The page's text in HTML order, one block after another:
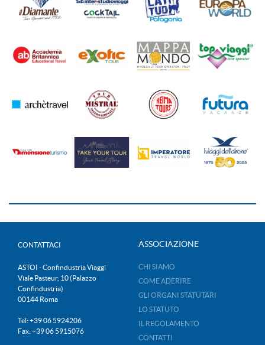
CONTATTACI
ASTOI - Confindustria Viaggi
Viale Pasteur, 10 (Palazzo
Confindustria)
00144 Roma
Tel: +39 06 5924206
Fax: +39 06 5915076
ASSOCIAZIONE
CHI SIAMO
COME ADERIRE
GLI ORGANI STATUTARI
LO STATUTO
IL REGOLAMENTO
CONTATTI